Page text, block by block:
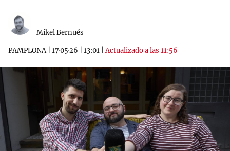
Mikel Bernués
PAMPLONA| 17·05·26 13:01 |Actualizado a las 11:56